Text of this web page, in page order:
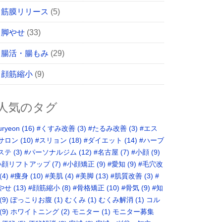
筋膜リリース (5)
脚やせ (33)
腸活・腸もみ (29)
顔筋縮小 (9)
気のタグ
(16) #くすみ改善 (3) #たるみ改善 (3) #エス
ロン (10) #スリョン (18) #ダイエット (14) #ハーブ
テ (3) #パーソナルジム (12) #名古屋 (7) #小顔 (9)
顔リフトアップ(7) #小顔矯正 (9) #愛知 (9) #毛穴改
(4) #痩身 (10) #美肌 (4) #美脚 (13) #肌質改善 (3) #
せ (13) #顔筋縮小 (8) #骨格矯正‬ (10) #骨気 (9) ‪#知
(9) ぽっこりお腹 (1) むくみ (1) むくみ解消 (1) コル
(9) ホワイトニング (2) モニター (1) モニター募集